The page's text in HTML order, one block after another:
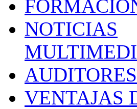
NOTICIAS
AUDITORES
VENTAJAS